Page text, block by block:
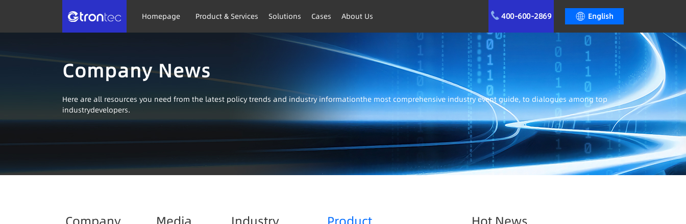
English
400-600-2869
Homepage Product & Services Solutions Cases About Us
Company News
Here are all resources you need from the latest policy trends and industry informationthe most comprehensive industry event guide, to dialogues among top
industrydevelopers.